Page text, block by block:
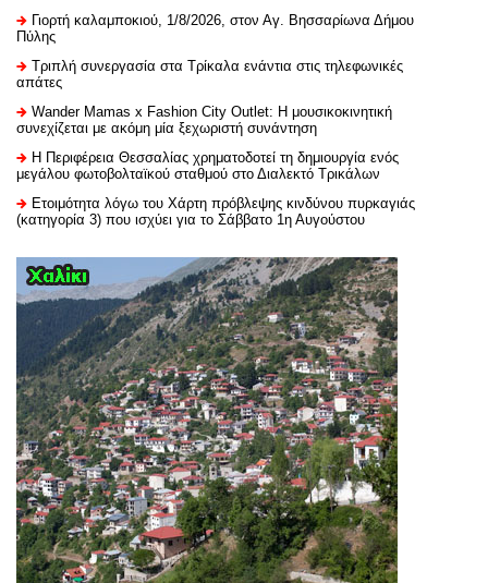
Γιορτή καλαμποκιού, 1/8/2026, στον Αγ. Βησσαρίωνα Δήμου
Πύλης
Τριπλή συνεργασία στα Τρίκαλα ενάντια στις τηλεφωνικές
απάτες
Wander Mamas x Fashion City Outlet: Η μουσικοκινητική
συνεχίζεται με ακόμη μία ξεχωριστή συνάντηση
H Περιφέρεια Θεσσαλίας χρηματοδοτεί τη δημιουργία ενός
μεγάλου φωτοβολταϊκού σταθμού στο Διαλεκτό Τρικάλων
Ετοιμότητα λόγω του Χάρτη πρόβλεψης κινδύνου πυρκαγιάς
(κατηγορία 3) που ισχύει για το Σάββατο 1η Αυγούστου